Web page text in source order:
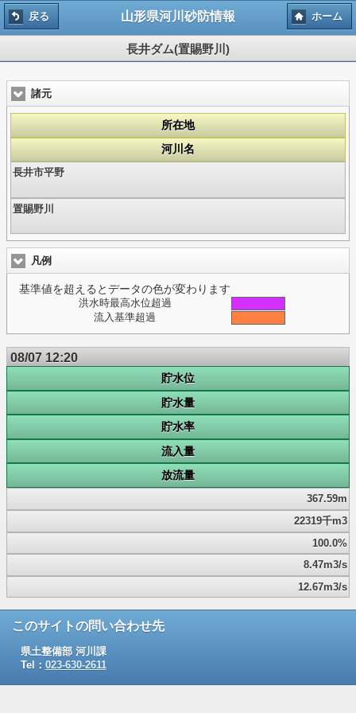
戻る 山形県河川砂防情報 ホーム
長井ダム(置賜野川)
諸元
所在地
河川名
長井市平野
置賜野川
凡例
基準値を超えるとデータの色が変わります
洪水時最高水位超過
流入基準超過
08/07 12:20
貯水位
貯水量
貯水率
流入量
放流量
367.59m
22319千m3
100.0%
8.47m3/s
12.67m3/s
このサイトの問い合わせ先
県土整備部 河川課
Tel： 023-630-2611